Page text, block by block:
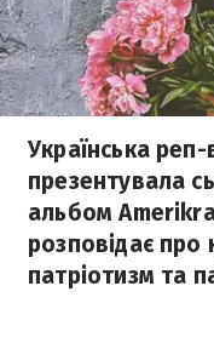
Українська
презентувала
альбом
розповідає про
патріотизм та